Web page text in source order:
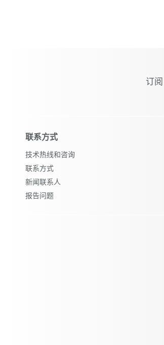
订
联系方式
技术热线和咨询
联系方式
新闻联系人
报告问题